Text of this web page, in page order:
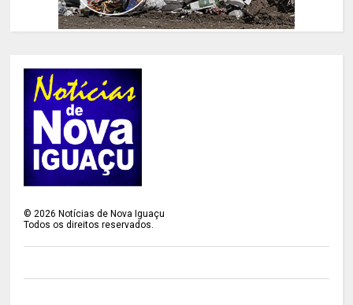
©2026 Notícias de Nova Iguaçu
Todos os direitos reservados.